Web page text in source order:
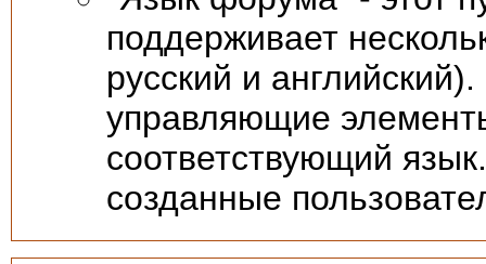
поддерживает
русский и
управляющие
соответствующий
созданные